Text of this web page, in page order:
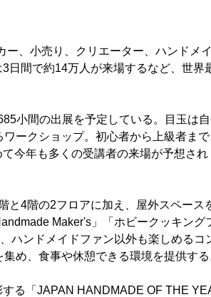
ー、小売り、クリエーター、ハンドメ
日間で約14万人が来場するなど、世界
小間の出展を予定している。目玉は
ークショップ。初心者から上級者ま
今年も多くの受講者の来場が予想され
と4階の2フロアに加え、屋外スペース
Maker's」「ホビークッキング
ハンドメイドファン以外も楽しめるコ
め、食事や休憩できる環境を提供す
る「JAPAN HANDMADE OF THE